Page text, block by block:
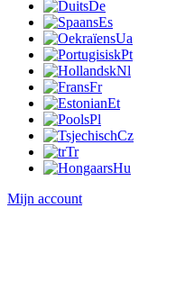
De
Es
Ua
Pt
Nl
Fr
Et
Pl
Cz
Tr
Hu
Mijn account